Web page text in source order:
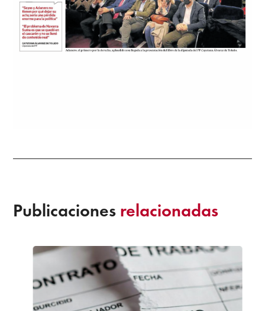
Publicaciones relacionadas